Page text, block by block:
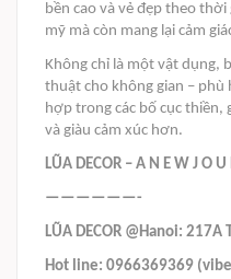
bền cao và vẻ đẹp theo
mỹ mà còn mang lại cảm
Không chỉ là một vật dụng,
thuật cho không gian –
hợp trong các bố cục thiền,
và giàu cảm xúc hơn.
LŨA DECOR – A N E W J O U
——————-
LŨA DECOR @Hanoi:
Hot line: 0966369369